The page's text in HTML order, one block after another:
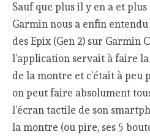
Sauf que plus il y en a et
Garmin nous a enfin
des Epix (Gen 2) sur Garmin
l’application servait à faire
de la montre et c’était à peu
on peut faire absolument
l’écran tactile de son
la montre (ou pire, ses 5